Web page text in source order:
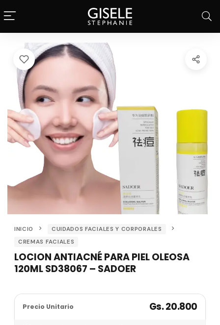
INICIO
CUIDADOS FACIALES Y CORPORALES
CREMAS FACIALES
LOCION ANTIACNÉ PARA PIEL OLEOSA
120ML SD38067 – SADOER
Precio Unitario Gs. 20.800